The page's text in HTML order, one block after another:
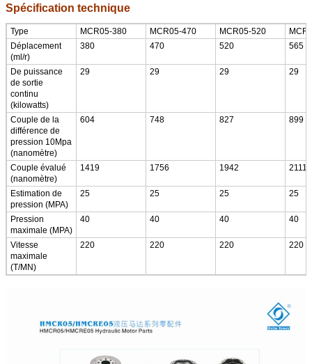
Spécification technique
Type MCR05-380 MCR05-470 MCR05-520
Déplacement
(ml/r)
380 470 520 565
De puissance
de sortie
continu
(kilowatts)
29 29 29 29
Couple de la
différence de
pression 10Mpa
(nanomètre)
604 748 827 899
Couple évalué
(nanomètre)
1419 1756 1942 2111
Estimation de
pression (MPA)
25 25 25 25
Pression
maximale (MPA)
40 40 40 40
Vitesse
maximale
(T/MN)
220 220 220 220